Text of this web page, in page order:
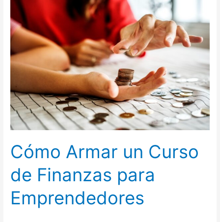
Cómo Armar un Curso
de Finanzas para
Emprendedores
Cómo
Armar
un
Curso
de
Finanzas
Emprendedores